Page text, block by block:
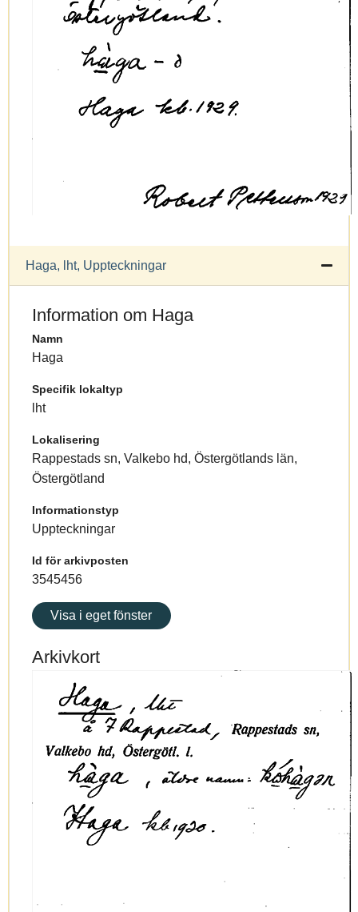
Haga, lht, Uppteckningar
Information om Haga
Namn
Haga
Specifik lokaltyp
lht
Lokalisering
Rappestads sn, Valkebo hd, Östergötlands län,
Östergötland
Informationstyp
Uppteckningar
Id för arkivposten
3545456
Visa i eget fönster
Arkivkort